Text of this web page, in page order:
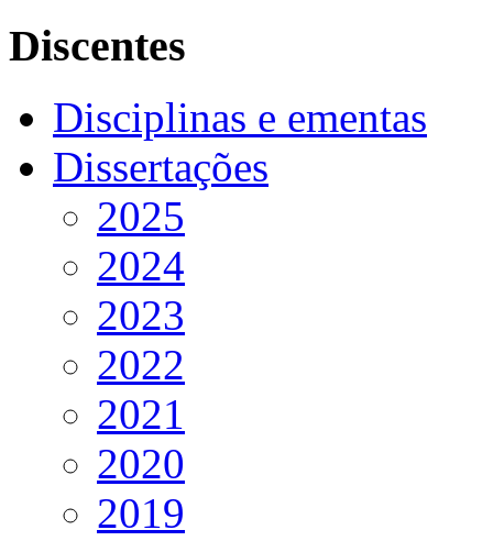
Discentes
Disciplinas e ementas
Dissertações
2025
2024
2023
2022
2021
2020
2019